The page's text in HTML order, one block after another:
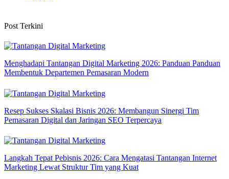
Post Terkini
Menghadapi Tantangan Digital Marketing 2026: Panduan Panduan
Membentuk Departemen Pemasaran Modern
Resep Sukses Skalasi Bisnis 2026: Membangun Sinergi Tim
Pemasaran Digital dan Jaringan SEO Terpercaya
Langkah Tepat Pebisnis 2026: Cara Mengatasi Tantangan Internet
Marketing Lewat Struktur Tim yang Kuat